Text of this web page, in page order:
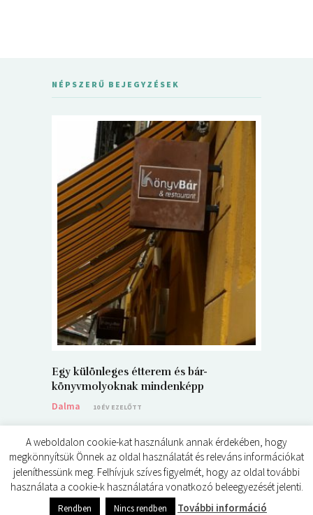
NÉPSZERŰ BEJEGYZÉSEK
Egy különleges étterem és bár-
könyvmolyoknak mindenképp
Dalma
10 ÉV EZELŐTT
© ÉDES KIS KÖNYVKRITIKÁK 2024
A weboldalon cookie-kat használunk annak érdekében, hogy
megkönnyítsük Önnek az oldal használatát és releváns információkat
jeleníthessünk meg. Felhívjuk szíves figyelmét, hogy az oldal további
használata a cookie-k használatára vonatkozó beleegyezését jelenti.
Rendben Nincs rendben További információ